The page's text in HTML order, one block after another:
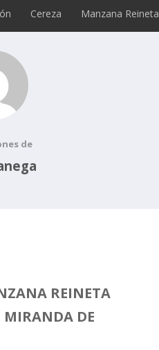
Cereza Manzana Reineta
de
REINETA
MIRANDA DE